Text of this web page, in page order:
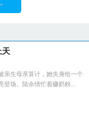
天
亲生母亲算计，她失身给一个
登场。陆余情忙着赚奶粉...